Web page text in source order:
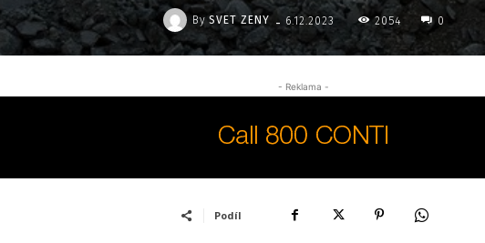
By SVET ZENY - 6.12.2023 2054 0
- Reklama -
Podíl